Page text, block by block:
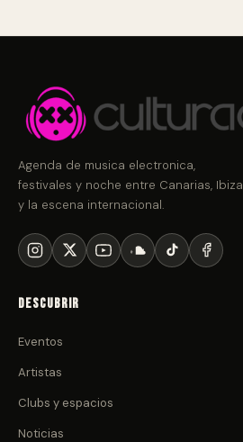
Agenda de musica electronica,
festivales y noche entre Canarias, Ibiza
y la escena internacional.
Descubrir
Eventos
Artistas
Clubs y espacios
Noticias